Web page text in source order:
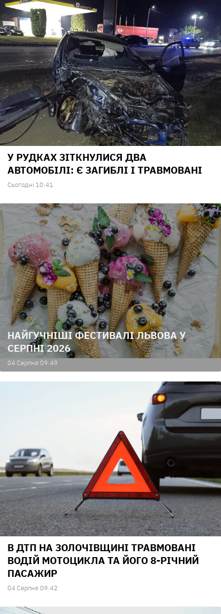
У РУДКАХ ЗІТКНУЛИСЯ ДВА
АВТОМОБІЛІ: Є ЗАГИБЛІ І ТРАВМОВАНІ
Сьогодні 10:41
НАЙГУЧНІШІ ФЕСТИВАЛІ ЛЬВОВА У
СЕРПНІ 2026
04 Серпня 09:49
В ДТП НА ЗОЛОЧІВЩИНІ ТРАВМОВАНІ
ВОДІЙ МОТОЦИКЛА ТА ЙОГО 8-РІЧНИЙ
ПАСАЖИР
04 Серпня 09:42